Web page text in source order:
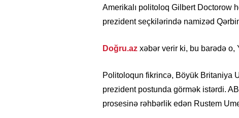
Amerikalı politoloq Gilbert Doctorow
prezident seçkilərində namizəd
Doğru.az xəbər verir ki, bu barədə o,
Politoloqun fikrincə, Böyük Britaniya
prezident postunda görmək istərdi.
prosesinə rəhbərlik edən Rustem